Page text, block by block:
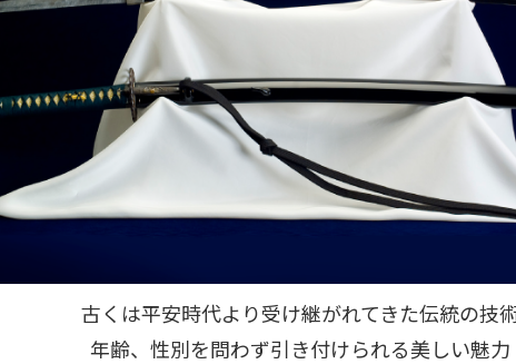
古くは平安時代より受け継がれてきた伝統の技
年齢、性別を問わず引き付けられる美しい魅力